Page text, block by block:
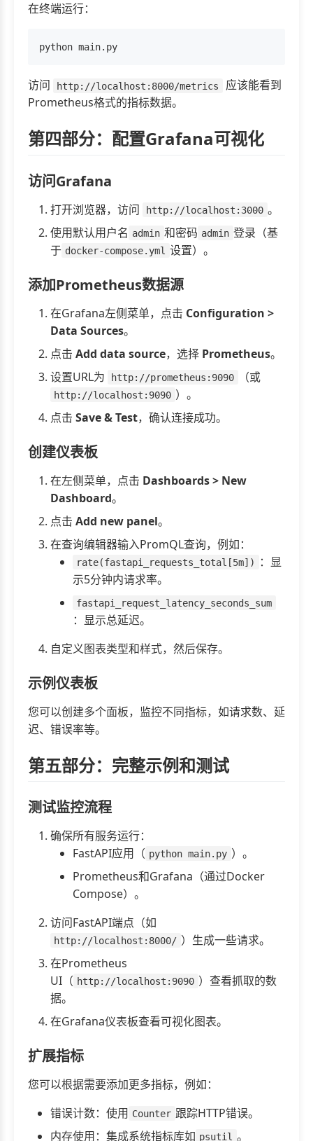
在终端运行：
访问 http://localhost:8000/metrics
应该能看到
Prometheus格式的指标数据。
第四部分：配置Grafana可视化
访问Grafana
打开浏览器，访问 http://localhost:3000 。
使用默认用户名 admin 和密码 admin 登录（基
于 docker-compose.yml 设置）。
添加Prometheus数据源
在Grafana左侧菜单，点击 Configuration >
Data Sources。
点击 Add data source，选择 Prometheus。
设置URL为
http://prometheus:9090 （或
http://localhost:9090 ）。
点击 Save & Test，确认连接成功。
创建仪表板
在左侧菜单，点击 Dashboards > New
Dashboard。
点击 Add new panel。
在查询编辑器输入PromQL查询，例如：
rate(fastapi_requests_total[5m])
：显
示5分钟内请求率。
fastapi_request_latency_seconds_sum
：显示总延迟。
自定义图表类型和样式，然后保存。
示例仪表板
您可以创建多个面板，监控不同指标，如请求数、延
迟、错误率等。
第五部分：完整示例和测试
测试监控流程
确保所有服务运行：
FastAPI应用（ python main.py ）。
Prometheus和Grafana（通过Docker
Compose）。
访问FastAPI端点（如
http://localhost:8000/ ）生成一些请求。
在Prometheus
UI（ http://localhost:9090 ）查看抓取的数
据。
在Grafana仪表板查看可视化图表。
扩展指标
您可以根据需要添加更多指标，例如：
错误计数：使用 Counter 跟踪HTTP错误。
内存使用：集成系统指标库如 psutil 。